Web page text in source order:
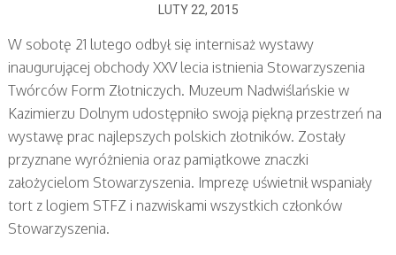
LUTY 22, 2015
W sobotę 21 lutego odbył się internisaż wystawy
inaugurującej obchody XXV lecia istnienia Stowarzyszenia
Twórców Form Złotniczych. Muzeum Nadwiślańskie w
Kazimierzu Dolnym udostępniło swoją piękną przestrzeń na
wystawę prac najlepszych polskich złotników. Zostały
przyznane wyróżnienia oraz pamiątkowe znaczki
założycielom Stowarzyszenia. Imprezę uświetnił wspaniały
tort z logiem STFZ i nazwiskami wszystkich członków
Stowarzyszenia.